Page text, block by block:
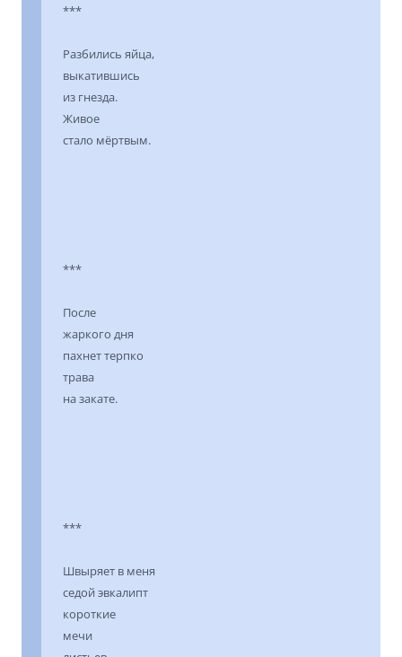
***
Разбились яйца,
выкатившись
из гнезда.
Живое
стало мёртвым.
***
После
жаркого дня
пахнет терпко
трава
на закате.
***
Швыряет в меня
седой эвкалипт
короткие
мечи